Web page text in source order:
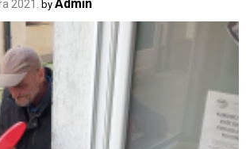
2021. byAdmin